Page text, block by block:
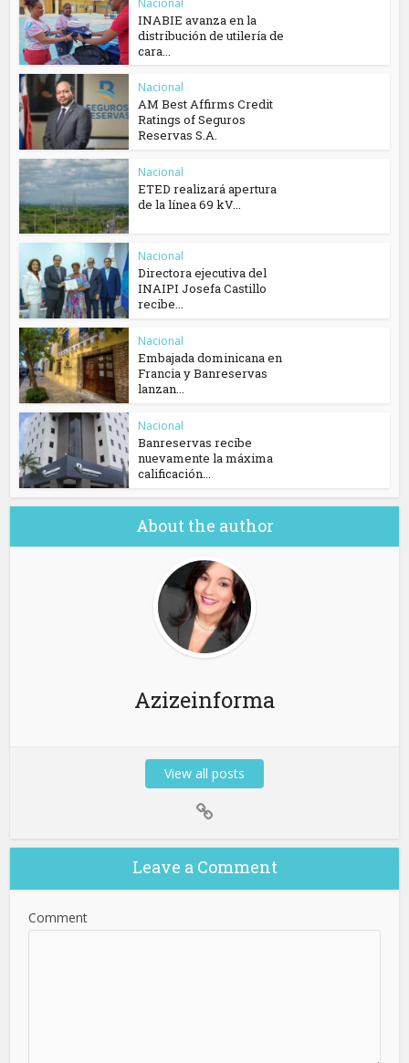
INABIE avanza en la
distribución de utilería de
cara...
Nacional
AM Best Affirms Credit
Ratings of Seguros
Reservas S.A.
Nacional
ETED realizará apertura
de la línea 69 kV...
Nacional
Directora ejecutiva del
INAIPI Josefa Castillo
recibe...
Nacional
Embajada dominicana en
Francia y Banreservas
lanzan...
Nacional
Banreservas recibe
nuevamente la máxima
calificación...
About the author
Azizeinforma
View all posts
Leave a Comment
Comment